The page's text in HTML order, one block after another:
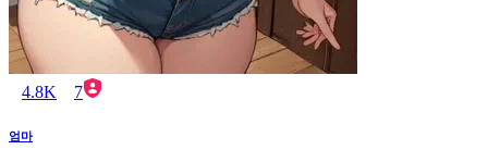
4.8K 7
엄마